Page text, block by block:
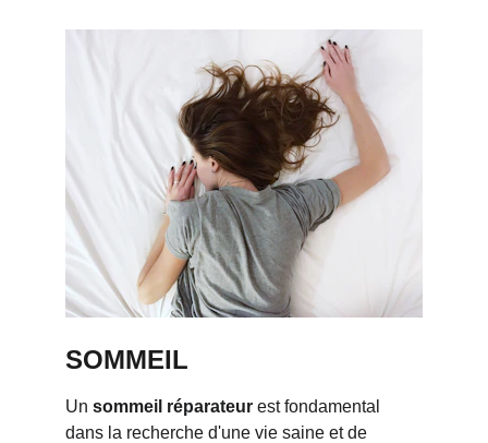
SOMMEIL
Un sommeil réparateur est fondamental
dans la recherche d'une vie saine et de